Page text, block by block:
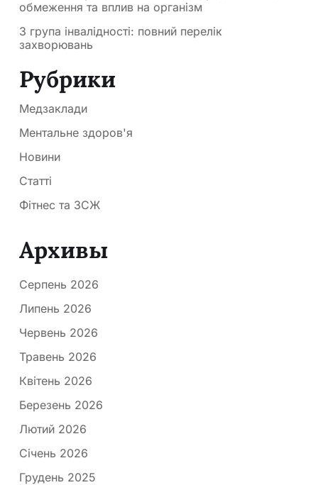
обмеження та вплив на організм
3 група інвалідності: повний перелік
захворювань
Рубрики
Медзаклади
Ментальне здоров'я
Новини
Статті
Фітнес та ЗСЖ
Архивы
Серпень 2026
Липень 2026
Червень 2026
Травень 2026
Квітень 2026
Березень 2026
Лютий 2026
Січень 2026
Грудень 2025